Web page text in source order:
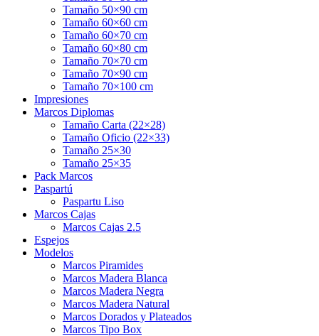
Tamaño 50×90 cm
Tamaño 60×60 cm
Tamaño 60×70 cm
Tamaño 60×80 cm
Tamaño 70×70 cm
Tamaño 70×90 cm
Tamaño 70×100 cm
Impresiones
Marcos Diplomas
Tamaño Carta (22×28)
Tamaño Oficio (22×33)
Tamaño 25×30
Tamaño 25×35
Pack Marcos
Paspartú
Paspartu Liso
Marcos Cajas
Marcos Cajas 2.5
Espejos
Modelos
Marcos Piramides
Marcos Madera Blanca
Marcos Madera Negra
Marcos Madera Natural
Marcos Dorados y Plateados
Marcos Tipo Box